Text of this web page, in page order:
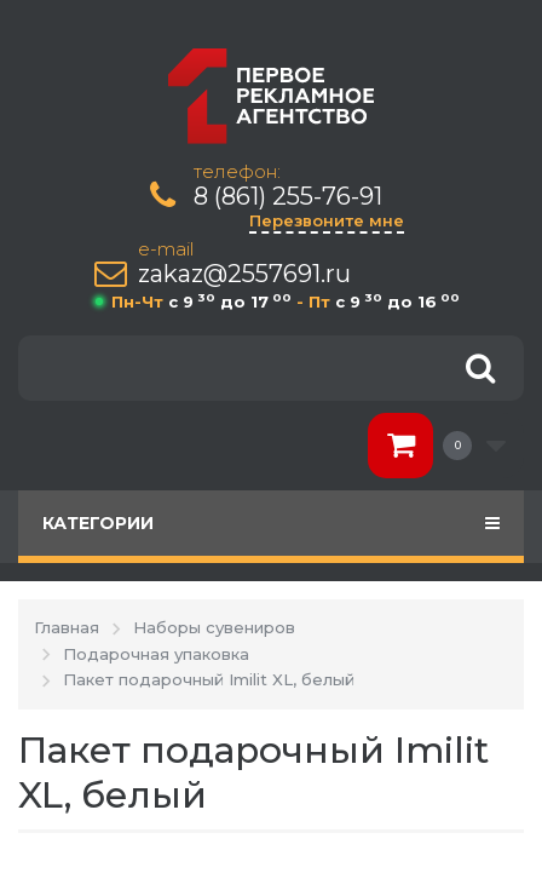
телефон:
8 (861) 255-76-91
Перезвоните мне
e-mail
zakaz@2557691.ru
Пн-Чт c 9 30 до 17 00 - Пт c 9 30 до 16 00
0
КАТЕГОРИИ
Главная
Наборы сувениров
Подарочная упаковка
Пакет подарочный Imilit XL, белый
Пакет подарочный Imilit
XL, белый